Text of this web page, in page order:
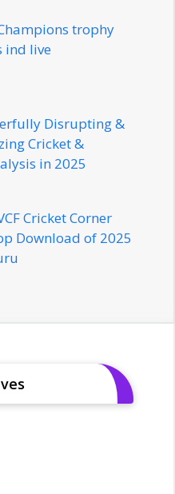
trophy
ind live
Disrupting &
Cricket &
in 2025
Cricket Corner
Download of 2025